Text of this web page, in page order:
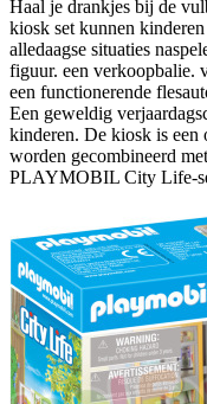
Haal je drankjes bij de
kiosk set kunnen
alledaagse situaties
figuur. een verkoopbalie.
een functionerende
Een geweldig
kinderen. De kiosk is een
worden gecombineerd
PLAYMOBIL City Life-